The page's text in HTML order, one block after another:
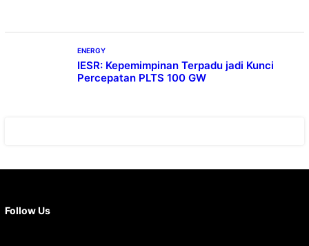
ENERGY
IESR: Kepemimpinan Terpadu jadi Kunci
Percepatan PLTS 100 GW
Follow Us